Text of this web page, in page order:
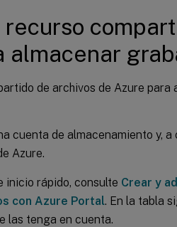
almacenar
de archivos de Azure para
cuenta de almacenamiento y,
Azure.
inicio rápido, consulte Crear y
con Azure Portal. En la tabla
las tenga en cuenta.